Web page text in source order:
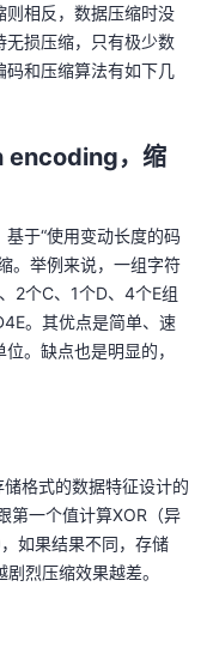
则相反，数据压缩时没
无损压缩，只有极少数
码和压缩算法有如下几
encoding，缩
于“使用变动长度的码
。举例来说，一组字符
2个C、1个D、4个E组
。其优点是简单、速
。缺点也是明显的，
格式的数据特征设计的
第一个值计算XOR（异
如果结果不同，存储
烈压缩效果越差。